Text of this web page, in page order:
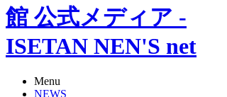
館 公式メディア -
ISETAN NEN'S net
Menu
NEWS